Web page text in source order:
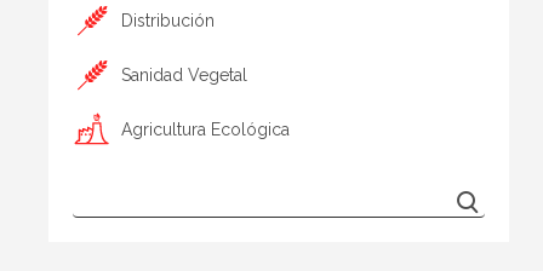
Distribución
Sanidad Vegetal
Agricultura Ecológica